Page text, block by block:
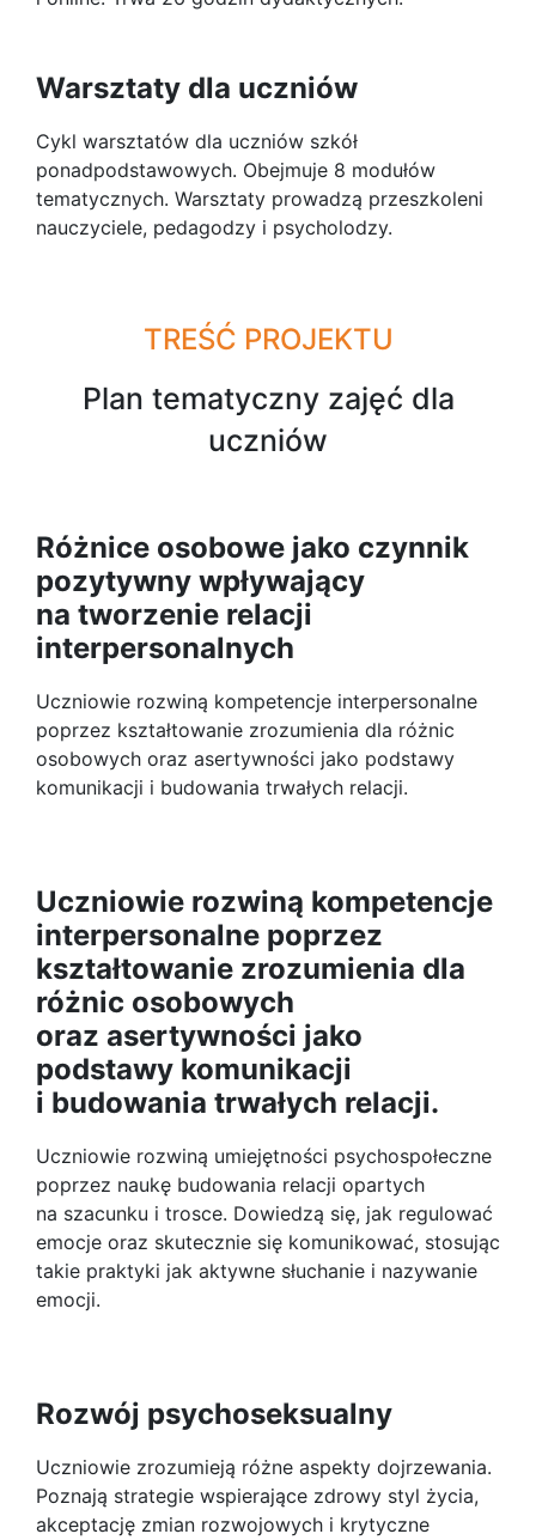
Warsztaty dla uczniów
Cykl warsztatów dla uczniów szkół
ponadpodstawowych. Obejmuje 8 modułów
tematycznych. Warsztaty prowadzą przeszkoleni
nauczyciele, pedagodzy i psycholodzy.
TREŚĆ PROJEKTU
Plan tematyczny zajęć dla
uczniów
Różnice osobowe jako czynnik
pozytywny wpływający
na tworzenie relacji
interpersonalnych
Uczniowie rozwiną kompetencje interpersonalne
poprzez kształtowanie zrozumienia dla różnic
osobowych oraz asertywności jako podstawy
komunikacji i budowania trwałych relacji.
Uczniowie rozwiną kompetencje
interpersonalne poprzez
kształtowanie zrozumienia dla
różnic osobowych
oraz asertywności jako
podstawy komunikacji
i budowania trwałych relacji.
Uczniowie rozwiną umiejętności psychospołeczne
poprzez naukę budowania relacji opartych
na szacunku i trosce. Dowiedzą się, jak regulować
emocje oraz skutecznie się komunikować, stosując
takie praktyki jak aktywne słuchanie i nazywanie
emocji.
Rozwój psychoseksualny
Uczniowie zrozumieją różne aspekty dojrzewania.
Poznają strategie wspierające zdrowy styl życia,
akceptację zmian rozwojowych i krytyczne